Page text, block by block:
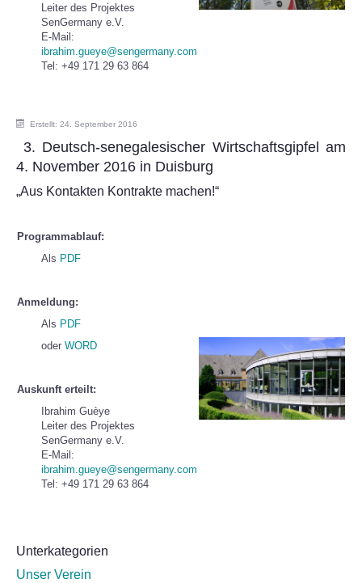
Leiter des Projektes
SenGermany e.V.
E-Mail:
ibrahim.gueye@sengermany.com
Tel: +49 171 29 63 864
Erstellt: 24. September 2016
3. Deutsch-senegalesischer Wirtschaftsgipfel am
4. November 2016 in Duisburg
„Aus Kontakten Kontrakte machen!“
Programmablauf:
Als PDF
Anmeldung:
Als PDF
oder WORD
Auskunft erteilt:
Ibrahim Guèye
Leiter des Projektes
SenGermany e.V.
E-Mail:
ibrahim.gueye@sengermany.com
Tel: +49 171 29 63 864
Unterkategorien
Unser Verein